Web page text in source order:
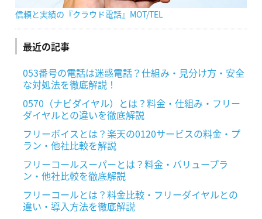
信頼と実績の『クラウド電話』MOT/TEL
最近の記事
053番号の電話は迷惑電話？仕組み・見分け方・安全
な対処法を徹底解説！
0570（ナビダイヤル）とは？料金・仕組み・フリー
ダイヤルとの違いを徹底解説
フリーボイスとは？楽天の0120サービスの料金・プ
ラン・他社比較を解説
フリーコールスーパーとは？料金・バリュープラ
ン・他社比較を徹底解説
フリーコールとは？料金比較・フリーダイヤルとの
違い・導入方法を徹底解説